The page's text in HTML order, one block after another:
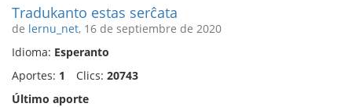
Tradukanto estas serĉata
de lernu_net, 16 de septiembre de 2020
Idioma: Esperanto
Aportes: 1 Clics: 20743
Último aporte